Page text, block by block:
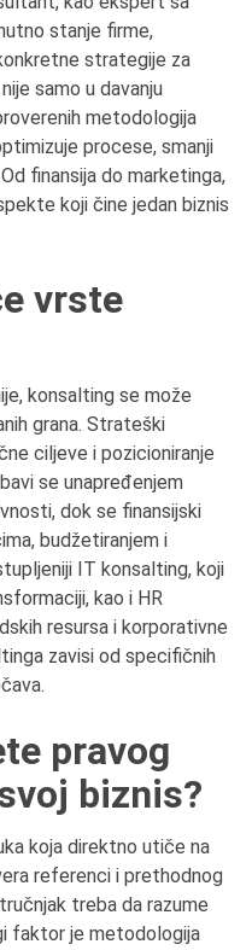
stanje firme,
strategije za
samo u davanju
metodologija
procese, smanji
finansija do marketinga,
koji čine jedan biznis
vrste
konsalting se može
grana. Strateški
ciljeve i pozicioniranje
se unapređenjem
dok se finansijski
budžetiranjem i
IT konsalting, koji
kao i HR
resursa i korporativne
zavisi od specifičnih
pravog
biznis?
koja direktno utiče na
referenci i prethodnog
treba da razume
faktor je metodologija